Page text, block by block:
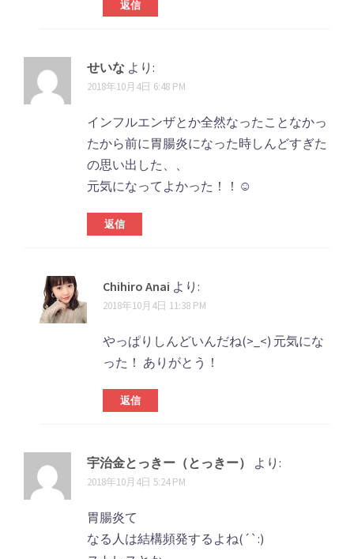
返信
せいな より:
2018年10月4日 6:48 PM
インフルエンザとか全然なったことなかっ
たから前に胃腸炎になった時しんどすぎた
の思い出した、、
元気になってよかった！！☺︎
返信
Chihiro Anai より:
2018年10月4日 11:38 PM
やっぱりしんどいんだね(>_<) 元気にな
った！ ありがとう！
返信
宇治金とっきー（とっきー） より:
2018年10月4日 5:24 PM
胃腸炎て
なる人は結構頻発するよね(´`:)